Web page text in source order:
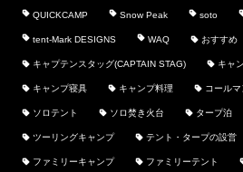
QUICKCAMP Snow Peak soto
tent-Mark DESIGNS WAQ おすすめ
キャプテンスタッグ(CAPTAIN STAG) キャ
キャンプ寝具 キャンプ料理 コールマ
ソロテント ソロ焚き火台 タープ泊
ツーリングキャンプ テント・タープの設営
ファミリーキャンプ ファミリーテント